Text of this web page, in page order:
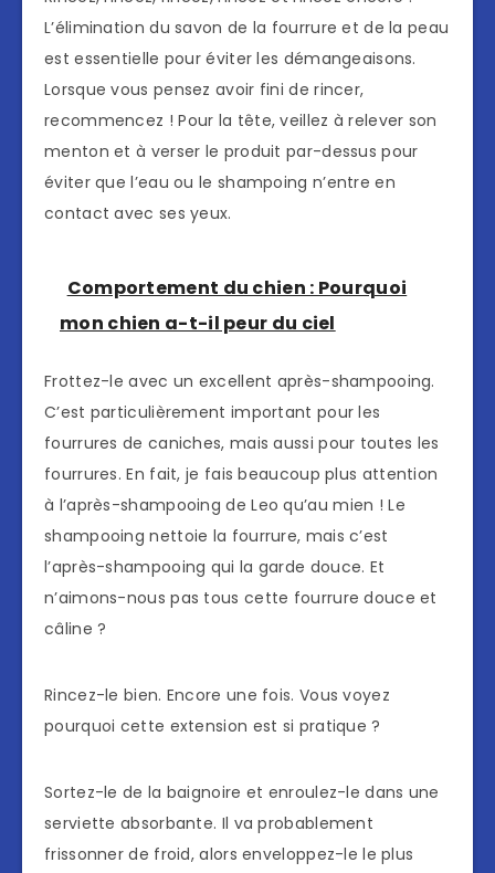
L’élimination du savon de la fourrure et de la peau
est essentielle pour éviter les démangeaisons.
Lorsque vous pensez avoir fini de rincer,
recommencez ! Pour la tête, veillez à relever son
menton et à verser le produit par-dessus pour
éviter que l’eau ou le shampoing n’entre en
contact avec ses yeux.
Comportement du chien : Pourquoi
mon chien a-t-il peur du ciel
Frottez-le avec un excellent après-shampooing.
C’est particulièrement important pour les
fourrures de caniches, mais aussi pour toutes les
fourrures. En fait, je fais beaucoup plus attention
à l’après-shampooing de Leo qu’au mien ! Le
shampooing nettoie la fourrure, mais c’est
l’après-shampooing qui la garde douce. Et
n’aimons-nous pas tous cette fourrure douce et
câline ?
Rincez-le bien. Encore une fois. Vous voyez
pourquoi cette extension est si pratique ?
Sortez-le de la baignoire et enroulez-le dans une
serviette absorbante. Il va probablement
frissonner de froid, alors enveloppez-le le plus